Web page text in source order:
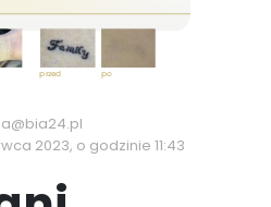
2023, o godzinie 11:43